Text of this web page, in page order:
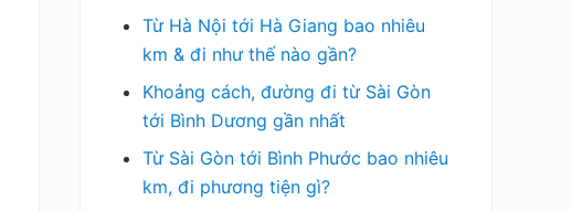
Từ Hà Nội tới Hà Giang bao nhiêu
km & đi như thế nào gần?
Khoảng cách, đường đi từ Sài Gòn
tới Bình Dương gần nhất
Từ Sài Gòn tới Bình Phước bao nhiêu
km, đi phương tiện gì?